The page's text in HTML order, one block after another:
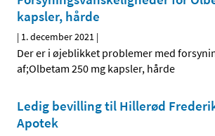
kapsler, hårde
| 1. december 2021 |
Der er i øjeblikket problemer med
af;Olbetam 250 mg kapsler, hårde
Ledig bevilling til Hillerød
Apotek